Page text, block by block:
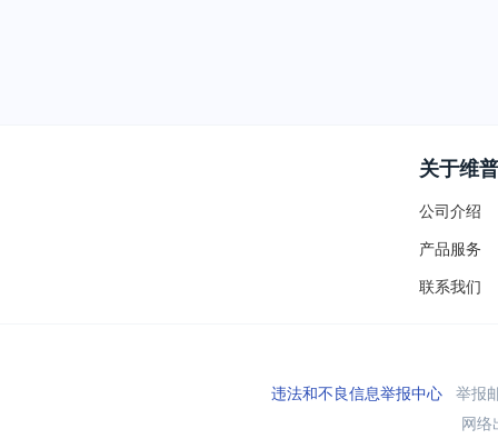
关于维普
公司介绍
产品服务
联系我们
违法和不良信息举报中心举报
网